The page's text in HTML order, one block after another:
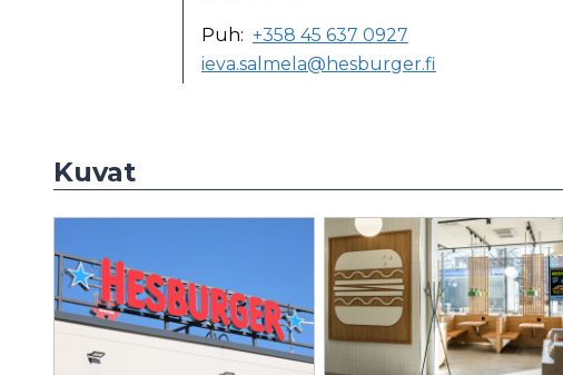
Puh: +358 45 637 0927
ieva.salmela@hesburger.fi
Kuvat